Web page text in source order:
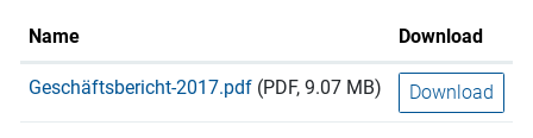
Name Download
Geschäftsbericht-2017.pdf (PDF, 9.07 MB) Download